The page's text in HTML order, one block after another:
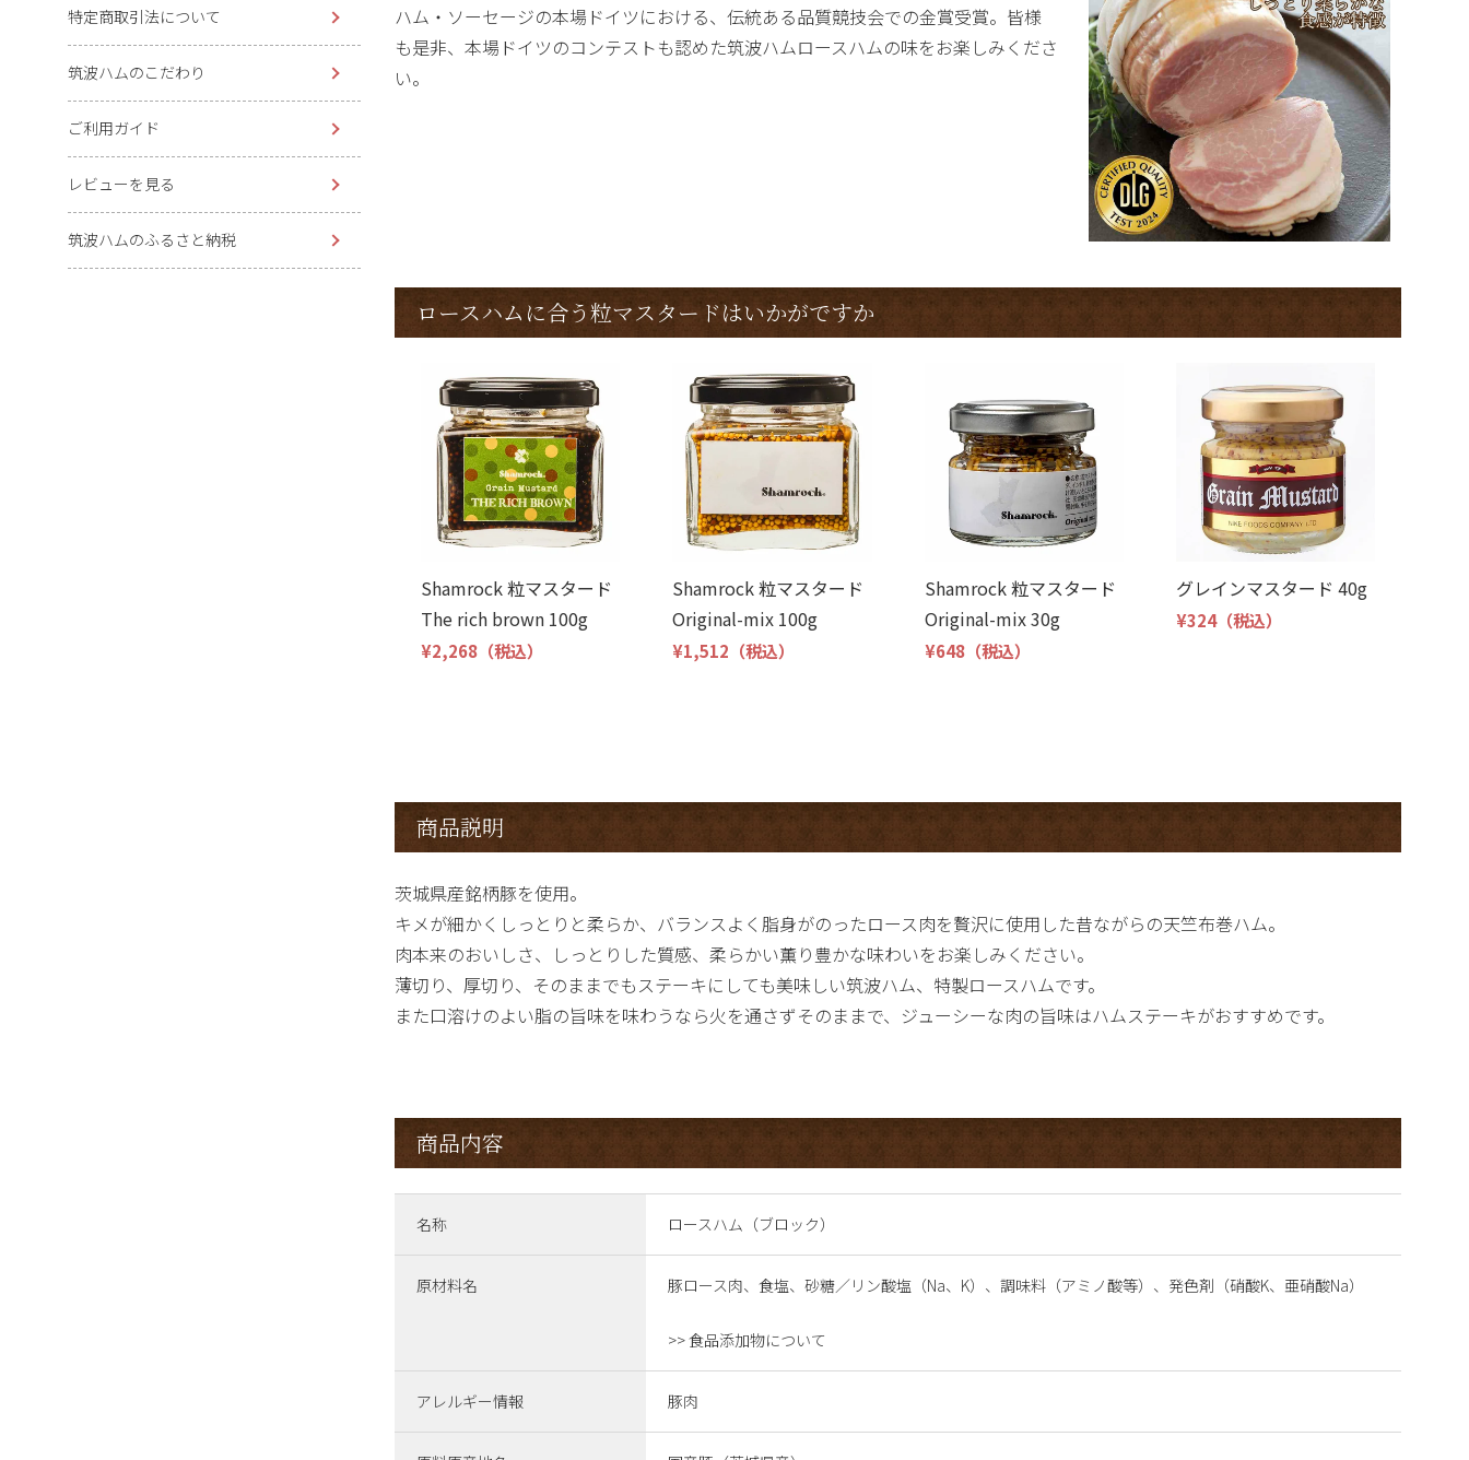
特定商取引法について
筑波ハムのこだわり
ご利用ガイド
レビューを見る
筑波ハムのふるさと納税
ハム・ソーセージの本場ドイツにおける、伝統ある品質競技会での金賞受賞。皆様
も是非、本場ドイツのコンテストも認めた筑波ハムロースハムの味をお楽しみくださ
い。
ロースハムに合う粒マスタードはいかがですか
Shamrock 粒マスタード
The rich brown 100g
¥2,268 （税込）
Shamrock 粒マスタード
Original-mix 100g
¥1,512 （税込）
Shamrock 粒マスタード
Original-mix 30g
¥648（税込）
グレインマスタード 40g
¥324（税込）
商品説明
茨城県産銘柄豚を使用。
キメが細かくしっとりと柔らか、バランスよく脂身がのったロース肉を贅沢に使用した昔ながらの天竺布巻ハム。
肉本来のおいしさ、しっとりした質感、柔らかい薫り豊かな味わいをお楽しみください。
薄切り、厚切り、そのままでもステーキにしても美味しい筑波ハム、特製ロースハムです。
また口溶けのよい脂の旨味を味わうなら火を通さずそのままで、ジューシーな肉の旨味はハムステーキがおすすめです。
商品内容
名称 ロースハム（ブロック）
原材料名 豚ロース肉、食塩、砂糖／リン酸塩（Na、K）、調味料（アミノ酸等）、発色剤（硝酸K、亜硝酸Na）
>> 食品添加物について
アレルギー情報 豚肉